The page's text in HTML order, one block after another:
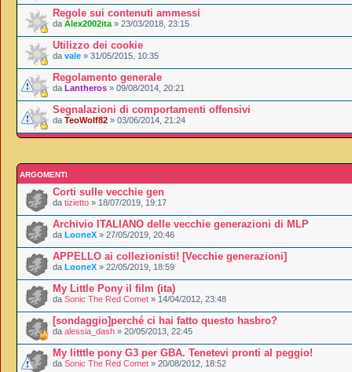
Regole sui contenuti ammessi
da Alex2002ita » 23/03/2018, 23:15
Utilizzo dei cookie
da vale » 31/05/2015, 10:35
Regolamento generale
da Lantheros » 09/08/2014, 20:21
Segnalazioni di comportamenti offensivi
da TeoWolf82 » 03/06/2014, 21:24
ARGOMENTI
Corti sulle vecchie gen
da tizietto » 18/07/2019, 19:17
Archivio ITALIANO delle vecchie generazioni di MLP
da LooneX » 27/05/2019, 20:46
APPELLO ai collezionisti! [Vecchie generazioni]
da LooneX » 22/05/2019, 18:59
My Little Pony il film (ita)
da Sonic The Red Comet » 14/04/2012, 23:48
[sondaggio]perché ci hai fatto questo hasbro?
da alessia_dash » 20/05/2013, 22:45
My litttle pony G3 per GBA. Tenetevi pronti al peggio!
da Sonic The Red Comet » 20/08/2012, 18:52